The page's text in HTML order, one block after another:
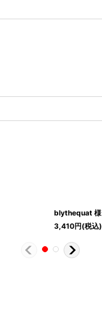
blythequat 様
3,410円(税込)